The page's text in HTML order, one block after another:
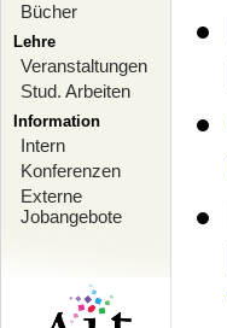
Bücher
Lehre
Veranstaltungen
Stud. Arbeiten
Information
Intern
Konferenzen
Externe
Jobangebote